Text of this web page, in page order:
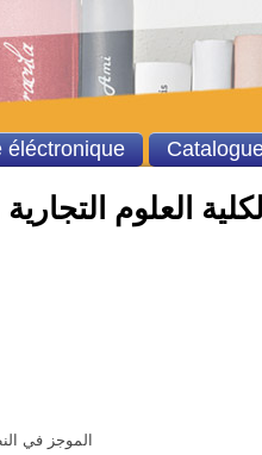
العلوم
الموجز في
éléctronique